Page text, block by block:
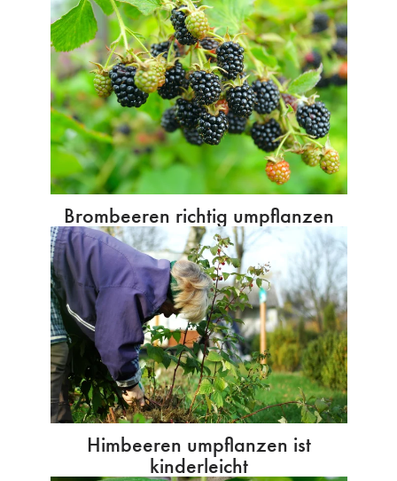
Brombeeren richtig umpflanzen
Himbeeren umpflanzen ist
kinderleicht